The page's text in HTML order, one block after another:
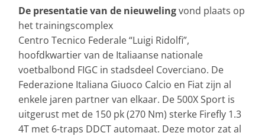
De presentatie van de nieuwelingvond plaats op
het trainingscomplex
Centro Tecnico Federale “Luigi Ridolfi”,
hoofdkwartier van de Italiaanse nationale
voetbalbond FIGC in stadsdeel Coverciano. De
Federazione Italiana Giuoco Calcio en Fiat zijn al
enkele jaren partner van elkaar. De 500X Sport is
uitgerust met de 150 pk (270 Nm) sterke Firefly 1.3
4T met 6-traps DDCT automaat. Deze motor zat al